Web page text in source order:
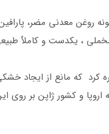
معدنی مضر، پارافین و
، یکدست و کاملاٌ
کرد که مانع از ایجاد
و کشور ژاپن بر روی